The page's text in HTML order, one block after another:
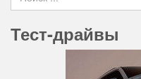
Тест-драйвы